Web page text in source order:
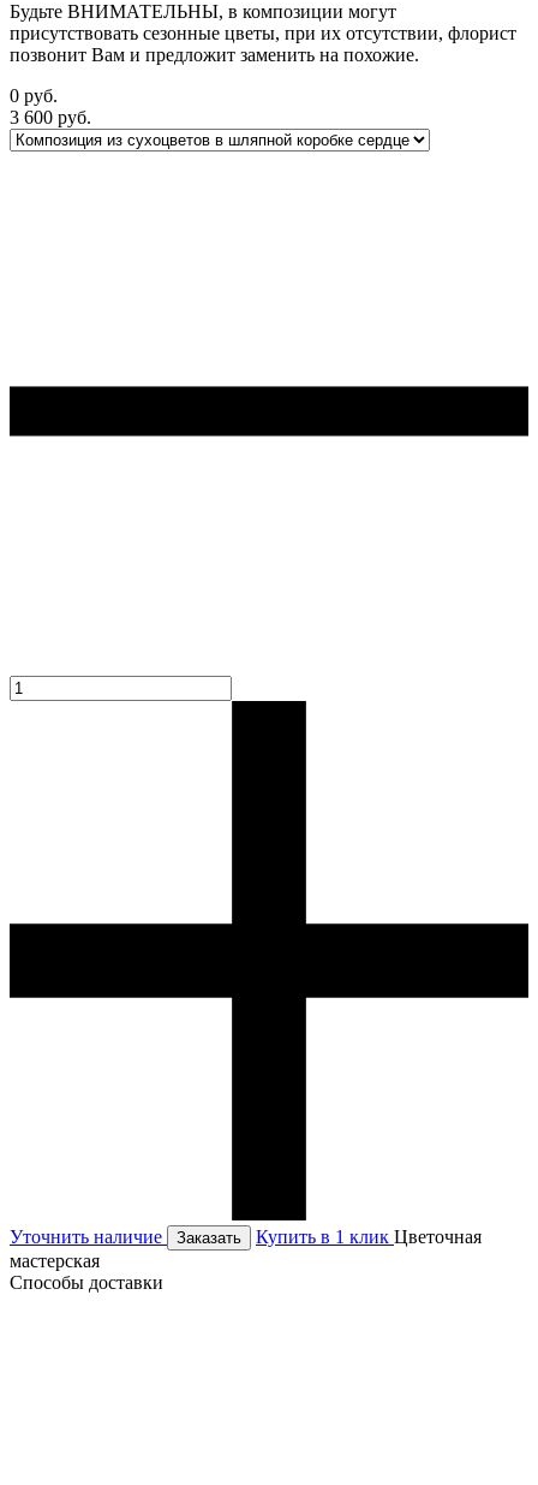
Будьте ВНИМАТЕЛЬНЫ, в композиции могут
присутствовать сезонные цветы, при их отсутствии, флорист
позвонит Вам и предложит заменить на похожие.
0 руб.
3 600 руб.
Уточнить наличие Заказать Купить в 1 клик Цветочная
мастерская
Способы доставки